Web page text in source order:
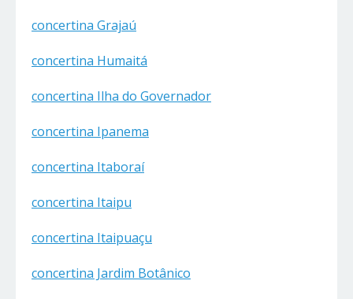
concertina Grajaú
concertina Humaitá
concertina Ilha do Governador
concertina Ipanema
concertina Itaboraí
concertina Itaipu
concertina Itaipuaçu
concertina Jardim Botânico